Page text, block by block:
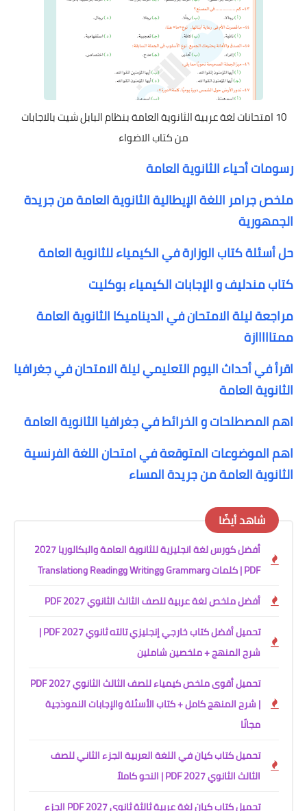
10 امتحانات لغة عربية الثانوية العامة بنظام البابل شيت بالاجابات
من كتاب الاضواء
رسومات أحياء الثانوية العامة
ملخص جرامر اللغة الإيطالية الثانوية العامة من جريدة
الجمهورية
حل أسئلة كتاب الوزارة في الكيمياء للثانوية العامة
كتاب مندليف و الإجابات الكيمياء بوكليت
مراجعة ليلة الامتحان في الديناميكا الثانوية العامة
ممتااااازة
اقرأ في أحداث اليوم التعليمي ليلة الامتحان في جغرافيا
الثانوية العامة
اهم المصطلحات و الخرائط في جغرافيا الثانوية العامة
اهم الموضوعات المتوقعة في امتحان اللغة الفرنسية
الثانوية العامة من جريدة المساء
شاهد أيضًا
أفضل كورس لغة انجليزية للثانوية العامة والبكالوريا 2027
PDF | كلمات وGrammar وWriting وReading وTranslation
أفضل ملخص لغة عربية للصف الثالث الثانوي 2027 PDF
تحميل أفضل كتاب خارجي إنجليزي تالته ثانوي 2027 PDF |
شرح المنهج + ملخصين شاملين
تحميل أقوى ملخص كيمياء للصف الثالث الثانوي 2027 PDF
| شرح المنهج كامل + كتاب الأسئلة والإجابات النموذجية
مجانًا
تحميل كتاب كيان في اللغة العربية الجزء الثاني للصف
الثالث الثانوي 2027 PDF | النحو كاملاً
تحميل كتاب كيان لغة عربية ثالثة ثانوي 2027 PDF الجزء